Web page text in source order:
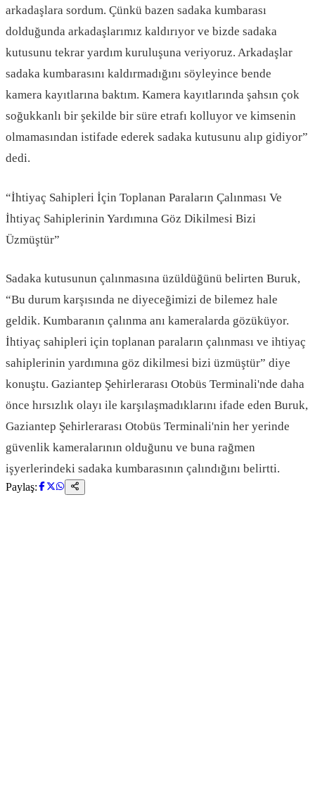
arkadaşlara sordum. Çünkü bazen sadaka kumbarası
dolduğunda arkadaşlarımız kaldırıyor ve bizde sadaka
kutusunu tekrar yardım kuruluşuna veriyoruz. Arkadaşlar
sadaka kumbarasını kaldırmadığını söyleyince bende
kamera kayıtlarına baktım. Kamera kayıtlarında şahsın çok
soğukkanlı bir şekilde bir süre etrafı kolluyor ve kimsenin
olmamasından istifade ederek sadaka kutusunu alıp gidiyor”
dedi.
“İhtiyaç Sahipleri İçin Toplanan Paraların Çalınması Ve
İhtiyaç Sahiplerinin Yardımına Göz Dikilmesi Bizi
Üzmüştür”
Sadaka kutusunun çalınmasına üzüldüğünü belirten Buruk,
“Bu durum karşısında ne diyeceğimizi de bilemez hale
geldik. Kumbaranın çalınma anı kameralarda gözüküyor.
İhtiyaç sahipleri için toplanan paraların çalınması ve ihtiyaç
sahiplerinin yardımına göz dikilmesi bizi üzmüştür” diye
konuştu. Gaziantep Şehirlerarası Otobüs Terminali'nde daha
önce hırsızlık olayı ile karşılaşmadıklarını ifade eden Buruk,
Gaziantep Şehirlerarası Otobüs Terminali'nin her yerinde
güvenlik kameralarının olduğunu ve buna rağmen
işyerlerindeki sadaka kumbarasının çalındığını belirtti.
Paylaş: